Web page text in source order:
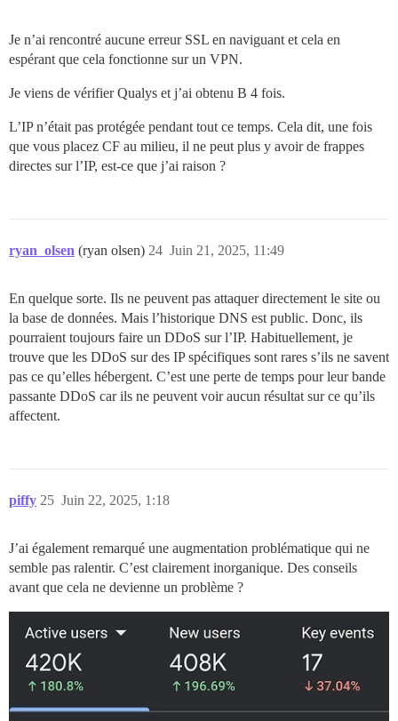
Je n’ai rencontré aucune erreur SSL en naviguant et cela en
espérant que cela fonctionne sur un VPN.
Je viens de vérifier Qualys et j’ai obtenu B 4 fois.
L’IP n’était pas protégée pendant tout ce temps. Cela dit, une fois
que vous placez CF au milieu, il ne peut plus y avoir de frappes
directes sur l’IP, est-ce que j’ai raison ?
ryan_olsen (ryan olsen) Juin 21, 2025, 11:49
24
En quelque sorte. Ils ne peuvent pas attaquer directement le site ou
la base de données. Mais l’historique DNS est public. Donc, ils
pourraient toujours faire un DDoS sur l’IP. Habituellement, je
trouve que les DDoS sur des IP spécifiques sont rares s’ils ne savent
pas ce qu’elles hébergent. C’est une perte de temps pour leur bande
passante DDoS car ils ne peuvent voir aucun résultat sur ce qu’ils
affectent.
piffy Juin 22, 2025, 1:18
25
J’ai également remarqué une augmentation problématique qui ne
semble pas ralentir. C’est clairement inorganique. Des conseils
avant que cela ne devienne un problème ?